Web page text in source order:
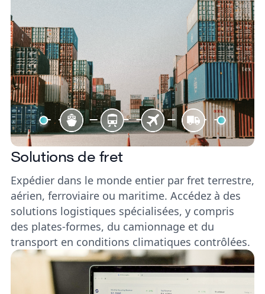
Solutions de fret
Expédier dans le monde entier par fret terrestre,
aérien, ferroviaire ou maritime. Accédez à des
solutions logistiques spécialisées, y compris
des plates-formes, du camionnage et du
transport en conditions climatiques contrôlées.